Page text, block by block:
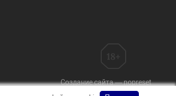
Создание сайта — nopreset